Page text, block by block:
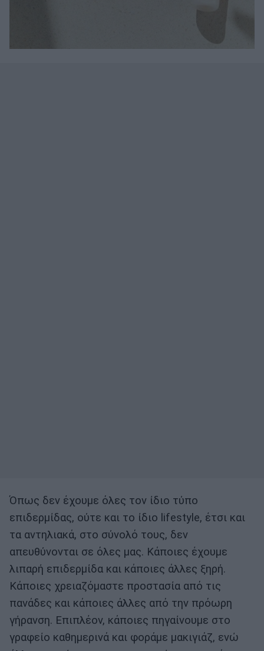
Όπως δεν έχουμε όλες τον ίδιο τύπο
επιδερμίδας, ούτε και το ίδιο lifestyle, έτσι και
τα αντηλιακά, στο σύνολό τους, δεν
απευθύνονται σε όλες μας. Κάποιες έχουμε
λιπαρή επιδερμίδα και κάποιες άλλες ξηρή.
Κάποιες χρειαζόμαστε προστασία από τις
πανάδες και κάποιες άλλες από την πρόωρη
γήρανση. Επιπλέον, κάποιες πηγαίνουμε στο
γραφείο καθημερινά και φοράμε μακιγιάζ, ενώ